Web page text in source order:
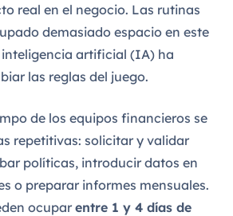
real en el negocio. Las rutinas
demasiado espacio en este
inteligencia artificial (IA) ha
las reglas del juego.
de los equipos financieros se
repetitivas: solicitar y validar
políticas, introducir datos en
o preparar informes mensuales.
ocuparentre 1 y 4 días de